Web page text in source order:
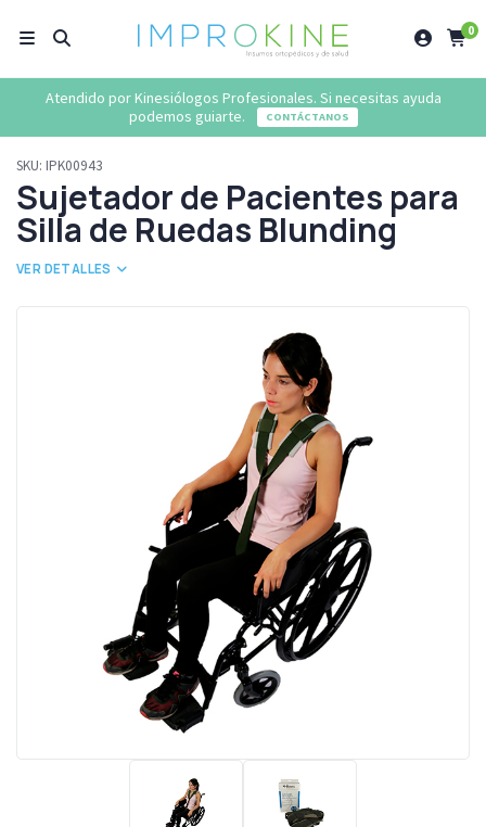
0
Atendido por Kinesiólogos Profesionales. Si necesitas ayuda
podemos guiarte.
CONTÁCTANOS
SKU: IPK00943
Sujetador de Pacientes para
Silla de Ruedas Blunding
VER DETALLES